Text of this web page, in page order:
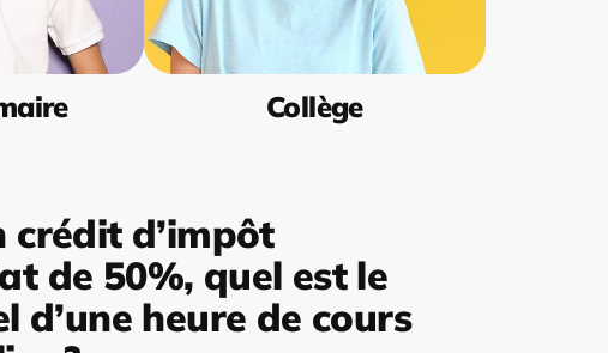
Collège
crédit d’impôt
de 50%, quel est le
d’une heure de cours